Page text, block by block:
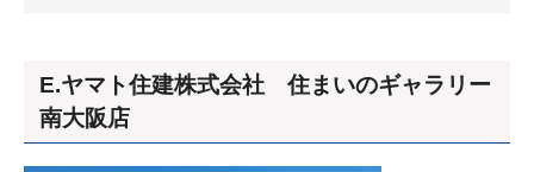
E.ヤマト住建株式会社 住まいのギャラリー
南大阪店